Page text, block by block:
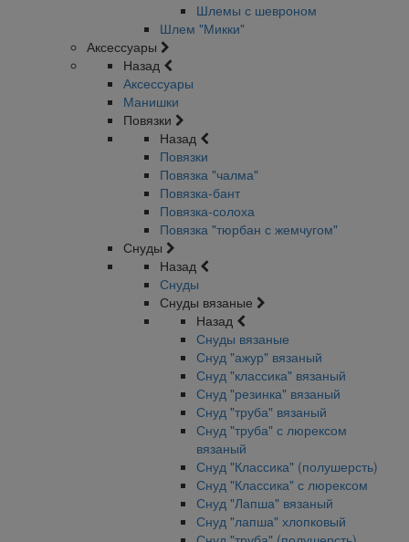
Шлемы с шевроном
Шлем "Микки"
Аксессуары
Назад
Аксессуары
Манишки
Повязки
Назад
Повязки
Повязка "чалма"
Повязка-бант
Повязка-солоха
Повязка "тюрбан с жемчугом"
Снуды
Назад
Снуды
Снуды вязаные
Назад
Снуды вязаные
Снуд "ажур" вязаный
Снуд "классика" вязаный
Снуд "резинка" вязаный
Снуд "труба" вязаный
Снуд "труба" с люрексом
вязаный
Снуд "Классика" (полушерсть)
Снуд "Классика" с люрексом
Снуд "Лапша" вязаный
Снуд "лапша" хлопковый